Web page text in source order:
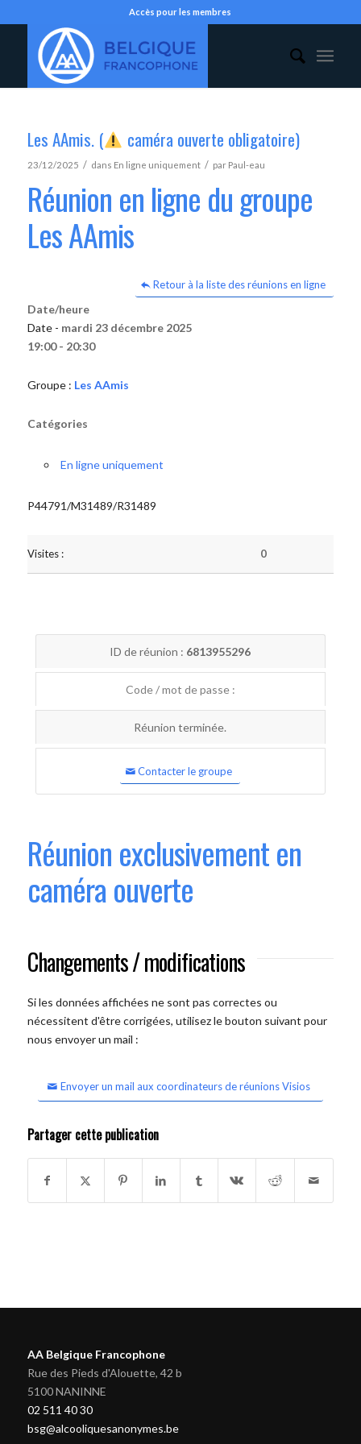
Accès pour les membres
Les AAmis. ( caméra ouverte obligatoire)
23/12/2025 / dans En ligne uniquement / par Paul-eau
Réunion en ligne du groupe
Les AAmis
Retour à la liste des réunions en ligne
Date/heure
Date - mardi 23 décembre 2025
19:00 - 20:30
Groupe : Les AAmis
Catégories
En ligne uniquement
P44791/M31489/R31489
Visites : 0
ID de réunion : 6813955296
Code / mot de passe :
Réunion terminée.
Contacter le groupe
Réunion exclusivement en
caméra ouverte
Changements / modifications
Si les données affichées ne sont pas correctes ou
nécessitent d'être corrigées, utilisez le bouton suivant pour
nous envoyer un mail :
Envoyer un mail aux coordinateurs de réunions Visios
Partager cette publication
AA Belgique Francophone
Rue des Pieds d'Alouette, 42 b
5100 NANINNE
02 511 40 30
bsg@alcooliquesanonymes.be